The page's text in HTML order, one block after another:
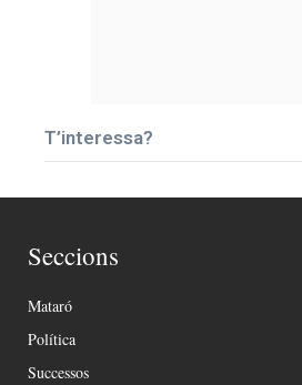
T’interessa?
Seccions
Mataró
Política
Successos